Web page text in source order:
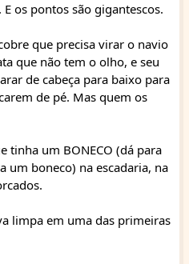
os pontos são gigantescos.
que precisa virar o navio
que não tem o olho, e seu
de cabeça para baixo para
de pé. Mas quem os
tinha um BONECO (dá para
um boneco) na escadaria, na
limpa em uma das primeiras